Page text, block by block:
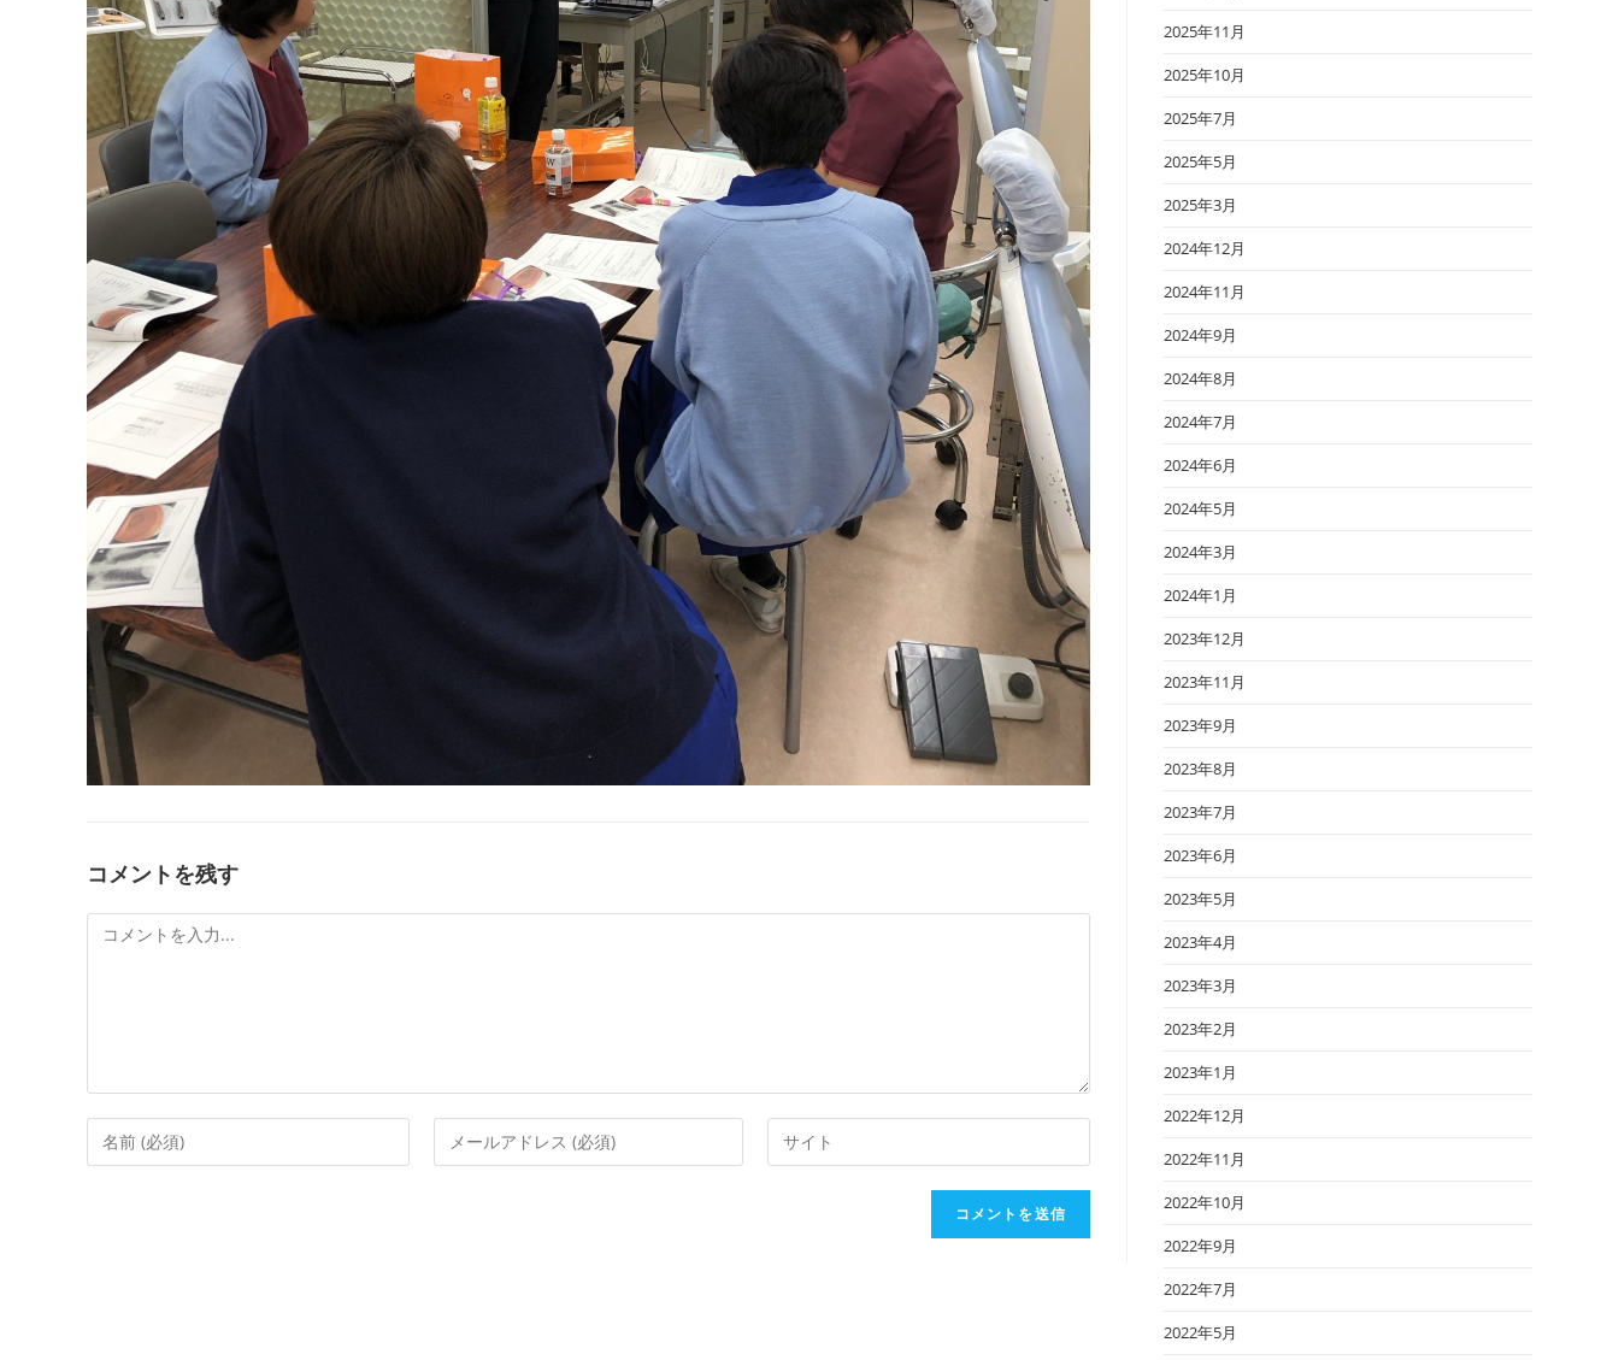
コメントを残す
2025年11月
2025年10月
2025年7月
2025年5月
2025年3月
2024年12月
2024年11月
2024年9月
2024年8月
2024年7月
2024年6月
2024年5月
2024年3月
2024年1月
2023年12月
2023年11月
2023年9月
2023年8月
2023年7月
2023年6月
2023年5月
2023年4月
2023年3月
2023年2月
2023年1月
2022年12月
2022年11月
2022年10月
2022年9月
2022年7月
2022年5月